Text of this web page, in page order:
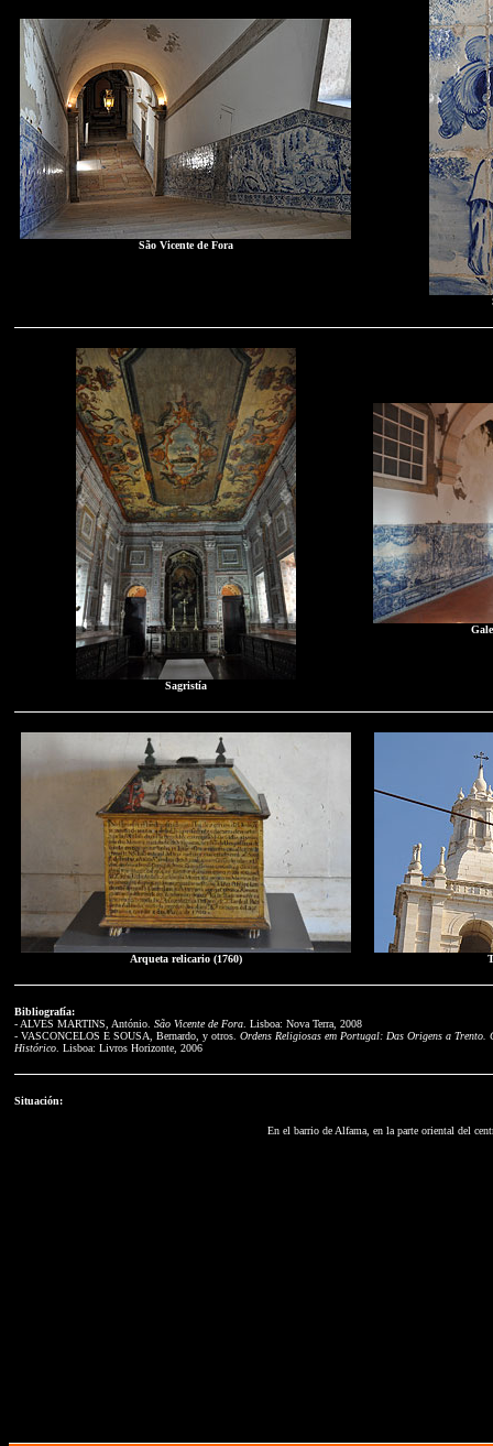
São Vicente de Fora
Sagristía
Arqueta relicario (1760)
Bibliografía:
- ALVES MARTINS, António. São Vicente de Fora . Lisboa: Nova Terra, 2008
- VASCONCELOS E SOUSA, Bernardo, y otros. Ordens Religiosas em Portugal: Das Origens a Trento.
Histórico . Lisboa: Livros Horizonte, 2006
Situación:
En el barrio de Alfama, en la parte oriental del